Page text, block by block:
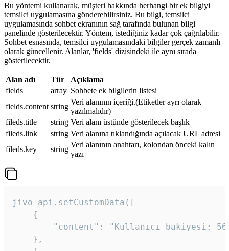
Bu yöntemi kullanarak, müşteri hakkında herhangi bir ek bilgiyi
temsilci uygulamasına gönderebilirsiniz. Bu bilgi, temsilci
uygulamasında sohbet ekranının sağ tarafında bulunan bilgi
panelinde gösterilecektir. Yöntem, istediğiniz kadar çok çağrılabilir.
Sohbet esnasında, temsilci uygulamasındaki bilgiler gerçek zamanlı
olarak güncellenir. Alanlar, 'fields' dizisindeki ile aynı sırada
gösterilecektir.
Alan adı Tür
Açıklama
fields
array Sohbete ek bilgilerin listesi
fields.content string
Veri alanının içeriği.(Etiketler ayrı olarak
yazılmalıdır)
fileds.title
string Veri alanı üstünde gösterilecek başlık
fileds.link
string Veri alanına tıklandığında açılacak URL adresi
fileds.key
string
Veri alanının anahtarı, kolondan önceki kalın
yazı
jivo_api.setCustomData([
    {
"content": "Kullanıcı bakiyesi:
    },